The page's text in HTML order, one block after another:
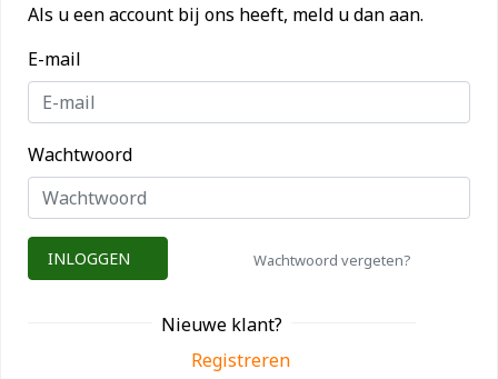
Als u een account bij ons heeft, meld u dan aan.
E-mail
Wachtwoord
INLOGGEN Wachtwoord vergeten?
Nieuwe klant?
Registreren